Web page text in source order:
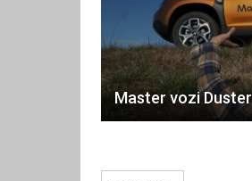
Master vozi Duster